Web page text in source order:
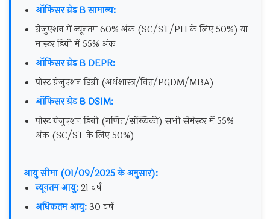
ऑफिसर ग्रेड B सामान्य:
ग्रेजुएशन में न्यूनतम 60% अंक (SC/ST/PH के लिए 50%) या
मास्टर डिग्री में 55% अंक
ऑफिसर ग्रेड B DEPR:
पोस्ट ग्रेजुएशन डिग्री (अर्थशास्त्र/वित्त/PGDM/MBA)
ऑफिसर ग्रेड B DSIM:
पोस्ट ग्रेजुएशन डिग्री (गणित/संख्यिकी) सभी सेमेस्टर में 55%
अंक (SC/ST के लिए 50%)
आयु सीमा (01/09/2025 के अनुसार):
न्यूनतम आयु:21 वर्ष
अधिकतम आयु:30 वर्ष